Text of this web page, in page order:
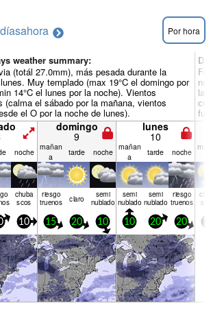
ahora Por hora
weather summary:
(totál 27.0mm), más pesada durante la
Muy templado (max 19°C el domingo por
14°C el lunes por la noche). Vientos
(calma el sábado por la mañana, vientos
el O por la noche de lunes).
la
domingo
9
lunes
10
noche mañan
a
tarde noche mañan
a
tarde noche
chuba
scos
riesgo
truenos claro semi
nublado
semi
nublado
semi
nublado
riesgo
truenos
10 15 20 10 10 20 20